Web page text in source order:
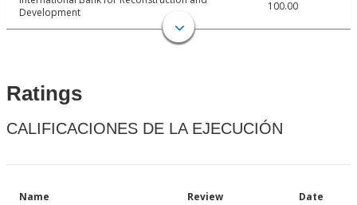
Development
100.00
Ratings
CALIFICACIONES DE LA EJECUCIÓN
Name Review Date